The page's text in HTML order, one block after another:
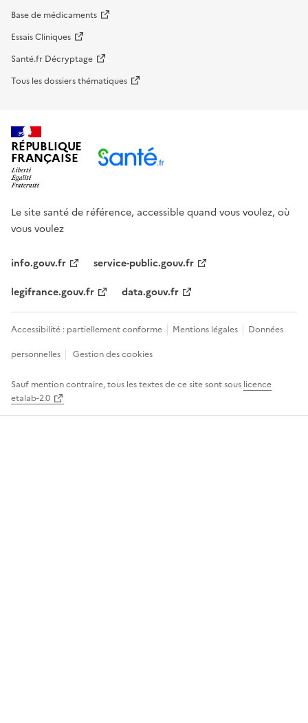
Base de médicaments
Essais Cliniques
Santé.fr Décryptage
Tous les dossiers thématiques
RÉPUBLIQUE
FRANÇAISE
Le site santé de référence, accessible quand vous voulez, où
vous voulez
info.gouv.fr
service-public.gouv.fr
legifrance.gouv.fr
data.gouv.fr
Accessibilité : partiellement conforme Mentions légales
Données
personnelles
Gestion des cookies
Sauf mention contraire, tous les textes de ce site sont sous licence
etalab-2.0